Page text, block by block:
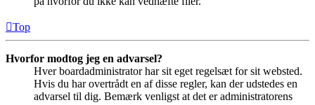
Top
Hvorfor modtog jeg en advarsel?
Hver boardadministrator har sit eget regelsæt for sit websted.
Hvis du har overtrådt en af disse regler, kan der udstedes en
advarsel til dig. Bemærk venligst at det er administratorens